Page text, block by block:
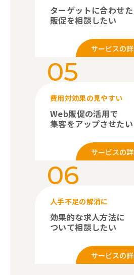
ターゲットに合わせた
販促を相談したい
サービスの
05
費用対効果の見やすい
Web販促の活用で
集客をアップさせたい
サービスの
06
人手不足の解消に
効果的な求人方法に
ついて相談したい
サービスの